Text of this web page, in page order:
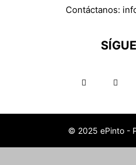
Contáctanos:
© 2025 ePinto -